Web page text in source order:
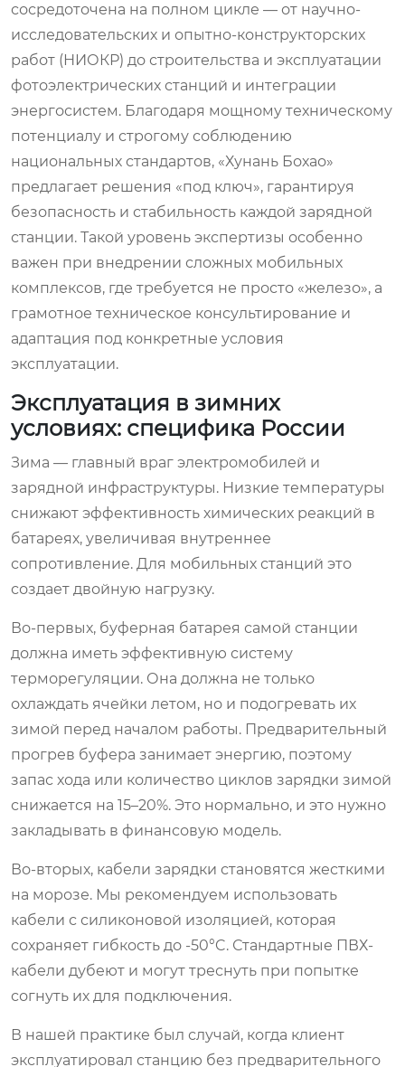
сосредоточена на полном цикле — от научно-
исследовательских и опытно-конструкторских
работ (НИОКР) до строительства и эксплуатации
фотоэлектрических станций и интеграции
энергосистем. Благодаря мощному техническому
потенциалу и строгому соблюдению
национальных стандартов, «Хунань Бохао»
предлагает решения «под ключ», гарантируя
безопасность и стабильность каждой зарядной
станции. Такой уровень экспертизы особенно
важен при внедрении сложных мобильных
комплексов, где требуется не просто «железо», а
грамотное техническое консультирование и
адаптация под конкретные условия
эксплуатации.
Эксплуатация в зимних
условиях: специфика России
Зима — главный враг электромобилей и
зарядной инфраструктуры. Низкие температуры
снижают эффективность химических реакций в
батареях, увеличивая внутреннее
сопротивление. Для мобильных станций это
создает двойную нагрузку.
Во-первых, буферная батарея самой станции
должна иметь эффективную систему
терморегуляции. Она должна не только
охлаждать ячейки летом, но и подогревать их
зимой перед началом работы. Предварительный
прогрев буфера занимает энергию, поэтому
запас хода или количество циклов зарядки зимой
снижается на 15–20%. Это нормально, и это нужно
закладывать в финансовую модель.
Во-вторых, кабели зарядки становятся жесткими
на морозе. Мы рекомендуем использовать
кабели с силиконовой изоляцией, которая
сохраняет гибкость до -50°C. Стандартные ПВХ-
кабели дубеют и могут треснуть при попытке
согнуть их для подключения.
В нашей практике был случай, когда клиент
эксплуатировал станцию без предварительного